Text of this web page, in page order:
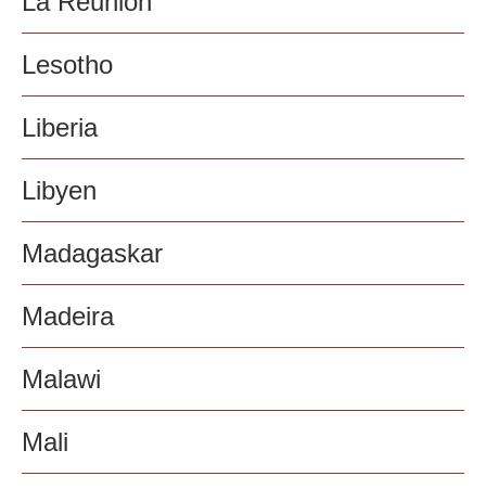
Lesotho
Liberia
Libyen
Madagaskar
Madeira
Malawi
Mali